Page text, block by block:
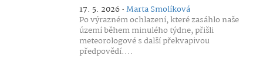
17. 5. 2026 •Marta Smolíková
Po výrazném ochlazení, které zasáhlo naše
území během minulého týdne, přišli
meteorologové s další překvapivou
předpovědí....